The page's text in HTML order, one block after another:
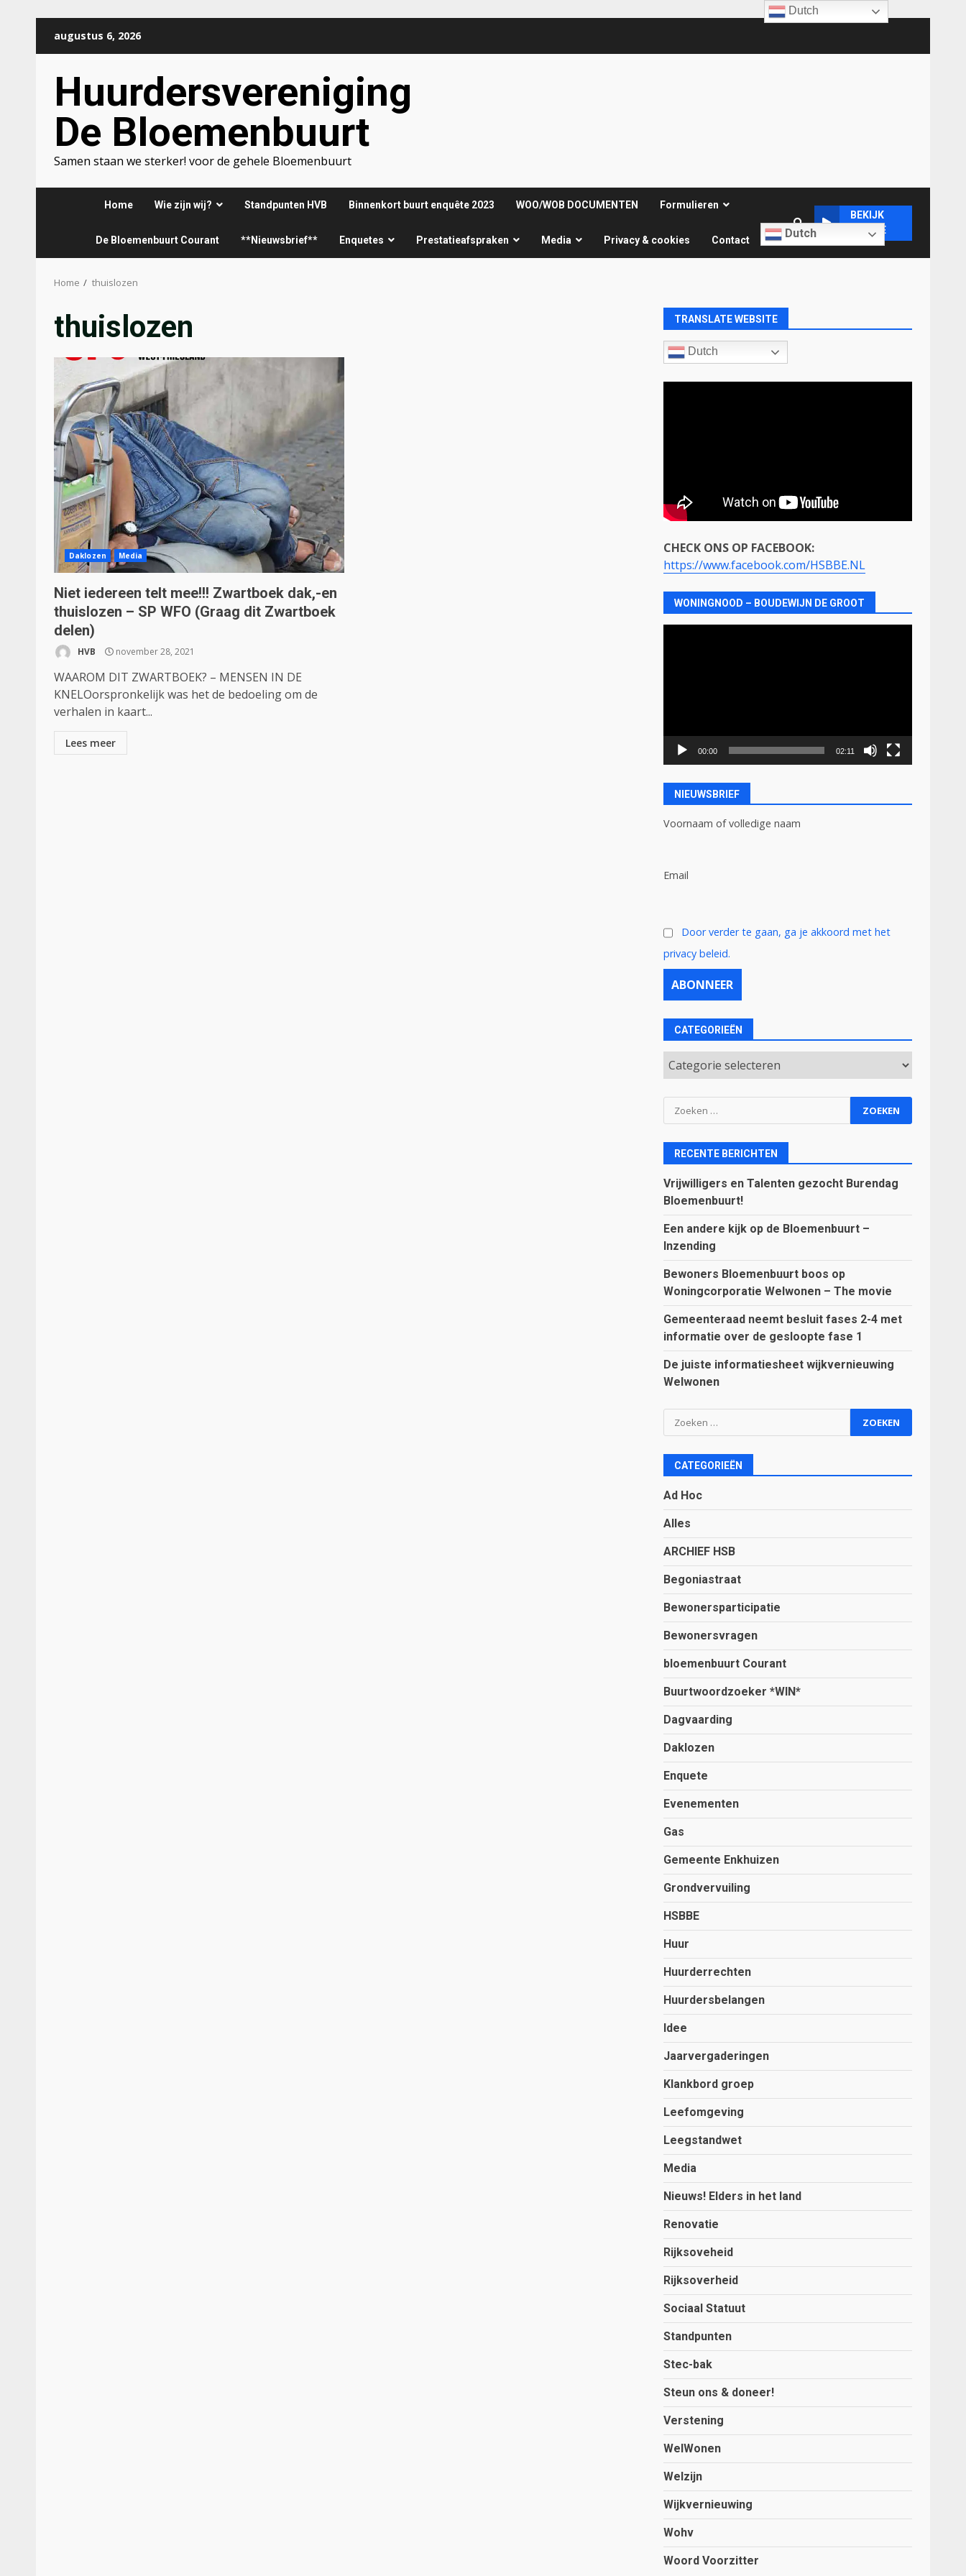
naar
inhoud
augustus 6, 2026
Huurdersvereniging
De Bloemenbuurt
Samen staan we sterker! voor de gehele Bloemenbuurt
Home Wie zijn wij? Standpunten HVB Binnenkort buurt enquête 2023 WOO/WOB DOCUMENTEN Formulieren
De Bloemenbuurt Courant **Nieuwsbrief** Enquetes Prestatieafspraken Media Privacy & cookies Contact Dutch
BEKIJK
ONLINE
Home thuislozen
thuislozen
Daklozen Media
Niet iedereen telt mee!!! Zwartboek dak,-en
thuislozen – SP WFO (Graag dit Zwartboek
delen)
HVB november 28, 2021
WAAROM DIT ZWARTBOEK? – MENSEN IN DE
KNELOorspronkelijk was het de bedoeling om de
verhalen in kaart...
Lees meer
TRANSLATE WEBSITE
Dutch
CHECK ONS OP FACEBOOK:
https://www.facebook.com/HSBBE.NL
WONINGNOOD – BOUDEWIJN DE GROOT
00:00 02:11
NIEUWSBRIEF
Voornaam of volledige naam
Email
Door verder te gaan, ga je akkoord met het
privacy beleid.
CATEGORIEËN
Categorieën
Zoeken
naar:
RECENTE BERICHTEN
Vrijwilligers en Talenten gezocht Burendag
Bloemenbuurt!
Een andere kijk op de Bloemenbuurt –
Inzending
Bewoners Bloemenbuurt boos op
Woningcorporatie Welwonen – The movie
Gemeenteraad neemt besluit fases 2-4 met
informatie over de gesloopte fase 1
De juiste informatiesheet wijkvernieuwing
Welwonen
Zoeken
naar:
CATEGORIEËN
Ad Hoc
Alles
ARCHIEF HSB
Begoniastraat
Bewonersparticipatie
Bewonersvragen
bloemenbuurt Courant
Buurtwoordzoeker *WIN*
Dagvaarding
Daklozen
Enquete
Evenementen
Gas
Gemeente Enkhuizen
Grondvervuiling
HSBBE
Huur
Huurderrechten
Huurdersbelangen
Idee
Jaarvergaderingen
Klankbord groep
Leefomgeving
Leegstandwet
Media
Nieuws! Elders in het land
Renovatie
Rijksoveheid
Rijksoverheid
Sociaal Statuut
Standpunten
Stec-bak
Steun ons & doneer!
Verstening
WelWonen
Welzijn
Wijkvernieuwing
Wohv
Woord Voorzitter
Dutch